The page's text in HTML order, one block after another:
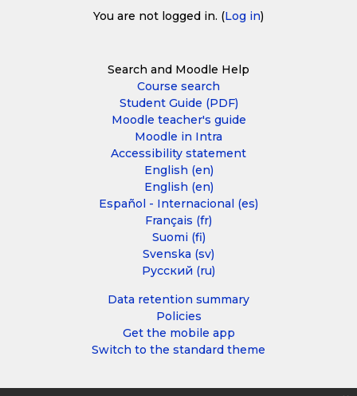
You are not logged in. (Log in)
Search and Moodle Help
Course search
Student Guide (PDF)
Moodle teacher's guide
Moodle in Intra
Accessibility statement
English ‎(en)‎
English ‎(en)‎
Español - Internacional ‎(es)‎
Français ‎(fr)‎
Suomi ‎(fi)‎
Svenska ‎(sv)‎
Русский ‎(ru)‎
Data retention summary
Policies
Get the mobile app
Switch to the standard theme